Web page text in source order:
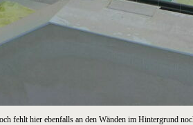
fehlt hier ebenfalls an den Wänden im Hintergrund